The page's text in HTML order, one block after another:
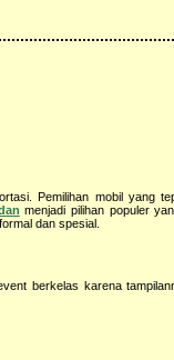
Pemilihan mobil yang
menjadi pilihan populer
dan spesial.
berkelas karena